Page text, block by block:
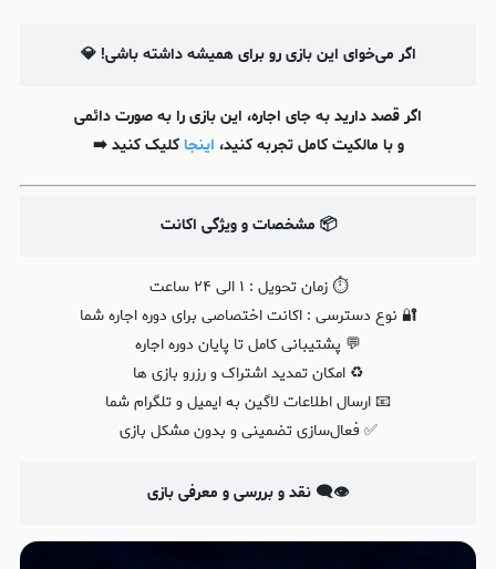
اگر می‌خوای این بازی رو برای همیشه داشته باشی! 💎
اگر قصد دارید به جای اجاره، این بازی را به‌ صورت دائمی
و با مالکیت کامل تجربه کنید، اینجاکلیک کنید ➡️
📦 مشخصات و ویژگی اکانت
⏱️ زمان تحویل : ۱ الی ۲۴ ساعت
🔐 نوع دسترسی : اکانت اختصاصی برای دوره اجاره شما
💬 پشتیبانی کامل تا پایان دوره اجاره
♻️ امکان تمدید اشتراک و رزرو بازی ها
📧 ارسال اطلاعات لاگین به ایمیل و تلگرام شما
✅ فعال‌سازی تضمینی و بدون مشکل بازی
👁‍🗨 نقد و بررسی و معرفی بازی